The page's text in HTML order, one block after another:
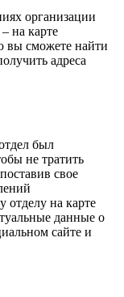
организации
на карте
вы сможете найти
адреса
был
не тратить
свое
на карте
данные о
сайте и